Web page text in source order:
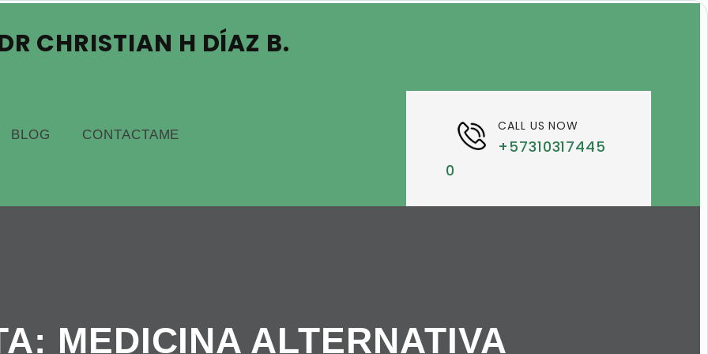
CHRISTIAN H DÍAZ B.
BLOG CONTACTAME
CALL US NOW
+57310317445
0
MEDICINA ALTERNATIVA